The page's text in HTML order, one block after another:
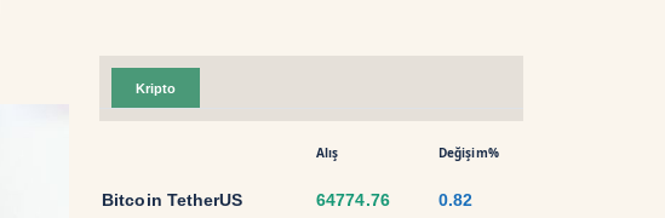
Kripto
Alış Değişim%
Bitcoin TetherUS 64774.76 0.82